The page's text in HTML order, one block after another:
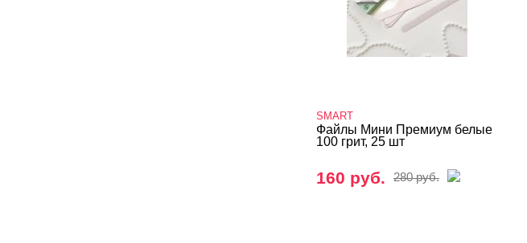
SMART
Файлы Мини Премиум белые
100 грит, 25 шт
160 руб. 280 руб.